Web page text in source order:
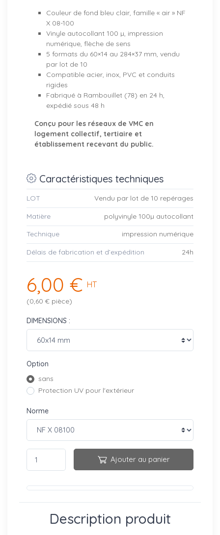
Couleur de fond bleu clair, famille « air » NF
X 08-100
Vinyle autocollant 100 µ, impression
numérique, flèche de sens
5 formats du 60×14 au 284×37 mm, vendu
par lot de 10
Compatible acier, inox, PVC et conduits
rigides
Fabriqué à Rambouillet (78) en 24 h,
expédié sous 48 h
Conçu pour les réseaux de VMC en
logement collectif, tertiaire et
établissement recevant du public.
Caractéristiques techniques
LOT Vendu par lot de 10 repérages
Matière polyvinyle 100µ autocollant
Technique impression numérique
Délais de fabrication et d’expédition 24h
6,00 € HT
(0,60 € pièce)
DIMENSIONS :
Option
sans
Protection UV pour l'extérieur
Norme
Ajouter au panier
Description produit